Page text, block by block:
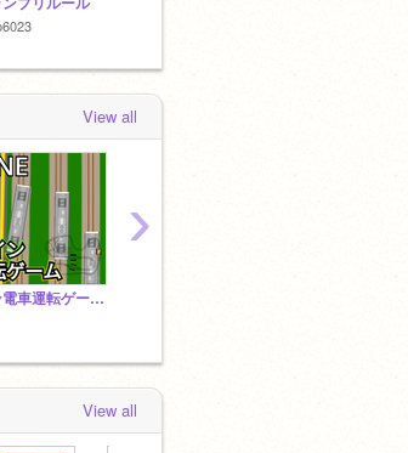
View all
オンライン電車運転ゲーム v2.2.2
›
View all